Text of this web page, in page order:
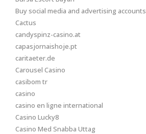
Buy social media and advertising accounts
Cactus
candyspinz-casino.at
capasjornaishoje.pt
caritaeter.de
Carousel Casino
casibom tr
casino
casino en ligne international
Casino Lucky8
Casino Med Snabba Uttag